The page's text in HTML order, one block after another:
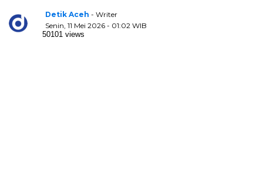
Detik Aceh - Writer
Senin, 11 Mei 2026 - 01:02 WIB
50101 views